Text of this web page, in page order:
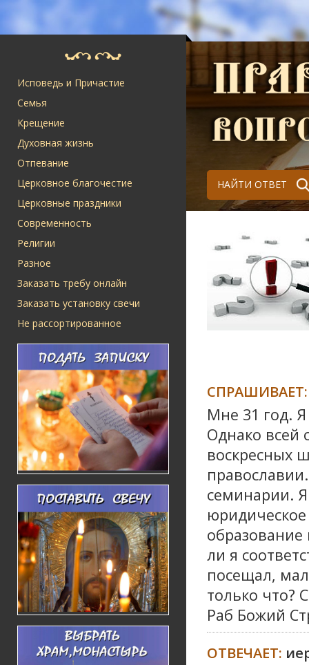
Исповедь и Причастие
Семья
Крещение
Духовная жизнь
Отпевание
Церковное благочестие
Церковные праздники
Современность
Религии
Разное
Заказать требу онлайн
Заказать установку свечи
Не рассортированное
НАЙТИ ОТВЕТ
СПРАШИВАЕТ:
Мне 31 год.
Однако всей
воскресных
семинарии.
образование
ли я
посещал,
только что?
Раб Божий
ОТВЕЧАЕТ: